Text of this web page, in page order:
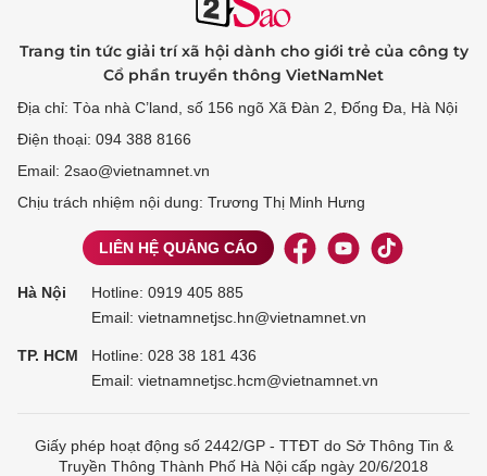
Trang tin tức giải trí xã hội dành cho giới trẻ của công ty
Cổ phần truyền thông VietNamNet
Địa chỉ: Tòa nhà C’land, số 156 ngõ Xã Đàn 2, Đống Đa, Hà Nội
Điện thoại: 094 388 8166
Email: 2sao@vietnamnet.vn
Chịu trách nhiệm nội dung: Trương Thị Minh Hưng
LIÊN HỆ QUẢNG CÁO
Hà Nội Hotline: 0919 405 885
Email: vietnamnetjsc.hn@vietnamnet.vn
TP. HCM Hotline: 028 38 181 436
Email: vietnamnetjsc.hcm@vietnamnet.vn
Giấy phép hoạt động số 2442/GP - TTĐT do Sở Thông Tin &
Truyền Thông Thành Phố Hà Nội cấp ngày 20/6/2018